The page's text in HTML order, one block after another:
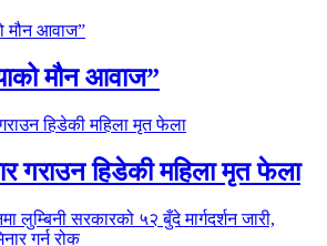
मौन आवाज”
गराउन हिडेकी महिला मृत फेला